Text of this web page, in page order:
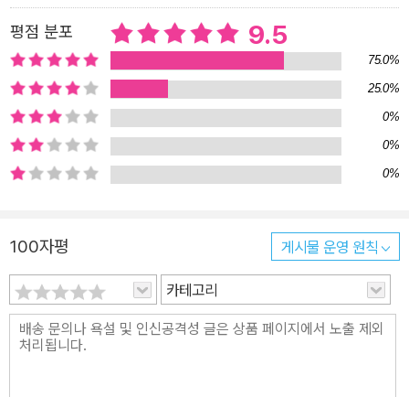
몸에 이상이 있을 때 가능한 한 빨리 알아차려 적절한 치료를 해주는
것입니다. 그래서 이 책에서는 고양이를 보다 잘 이해할 수 있도록 고
양이란 어떤 특징을 가진 동물인지 알아보고, 정상 행동은 어떤 것이
며 각각의 행동을 하는 이유는 무엇이고 그 의미는 무엇인지 설명하
여 고양이 행동에 대한 궁금증을 모두 풀어주고 있습니다. 일단 고양
이에게 병이 생겨 치료하는 시간이 미리 예방하는 시간보다 훨씬 더
많이 걸린다고 합니다. 그러므로 예방이 가장 효과적인 방법이며, 병
에 걸리더라도 빨리 알아차려 조기에 치료해야 고통을 줄이고 나중에
으로 사랑하는 고양이의 건강을 미리미리 체크하여 오래도록 건강하
평점 분포 9.5
75.0%
25.0%
0%
0%
0%
100자평 게시물 운영 원칙
카테고리